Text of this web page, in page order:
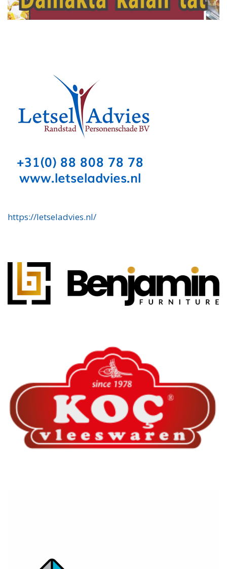
https://letseladvies.nl/